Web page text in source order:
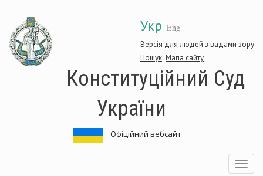
основного
матеріалу
Укр Eng
Версія для людей з вадами зору
Пошук Мапа сайту
Конституційний Суд
України
Офіційний вебсайт
Toggle